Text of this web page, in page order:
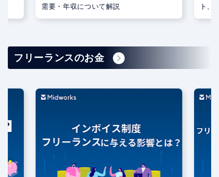
需要・年収について解説
ト、
フリーランスのお金